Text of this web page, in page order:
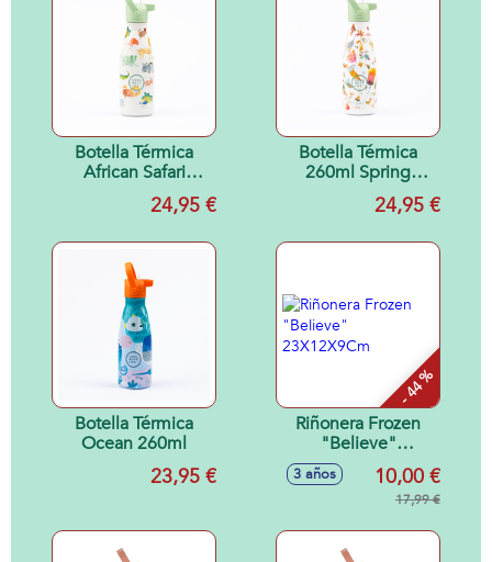
Botella Térmica
African Safari
260ml24,95 €
Botella Térmica
260ml Spring
Flowers24,95 €
Botella Térmica
Ocean 260ml
23,95 €
- 44 %
Riñonera Frozen
"Believe"
23X12X9Cm
3 años 10,00 €
17,99 €